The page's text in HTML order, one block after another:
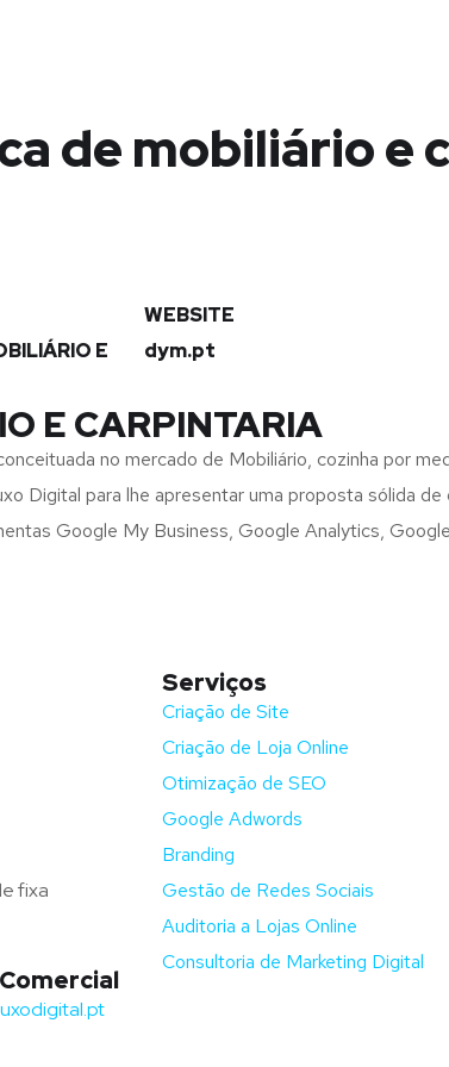
de mobiliário e
E
WEBSITE
dym.pt
E CARPINTARIA
no mercado de Mobiliário, cozinha por
Digital para lhe apresentar uma proposta sólida
Google My Business, Google Analytics,
fixa
Serviços
Criação de Site
Criação de Loja Online
Otimização de SEO
Google Adwords
Branding
Gestão de Redes Sociais
Auditoria a Lojas Online
Consultoria de Marketing Digital